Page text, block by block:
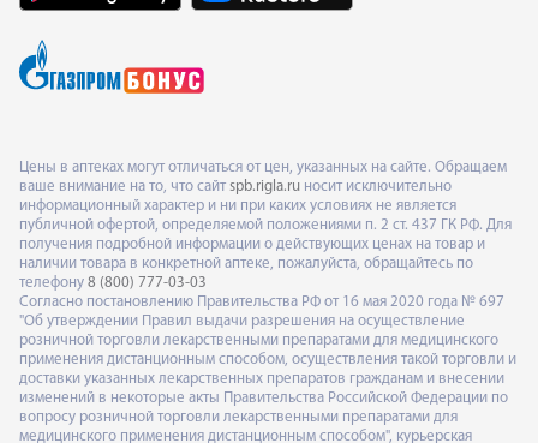
Цены в аптеках могут отличаться от цен, указанных на сайте. Обращаем
ваше внимание на то, что сайт spb.rigla.ru носит исключительно
информационный характер и ни при каких условиях не является
публичной офертой, определяемой положениями п. 2 ст. 437 ГК РФ. Для
получения подробной информации о действующих ценах на товар и
наличии товара в конкретной аптеке, пожалуйста, обращайтесь по
телефону 8 (800) 777-03-03
Согласно постановлению Правительства РФ от 16 мая 2020 года № 697
"Об утверждении Правил выдачи разрешения на осуществление
розничной торговли лекарственными препаратами для медицинского
применения дистанционным способом, осуществления такой торговли и
доставки указанных лекарственных препаратов гражданам и внесении
изменений в некоторые акты Правительства Российской Федерации по
вопросу розничной торговли лекарственными препаратами для
медицинского применения дистанционным способом", курьерская